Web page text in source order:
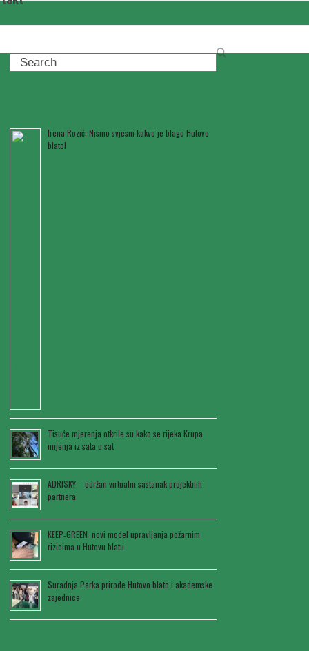
Search
Irena Rozić: Nismo svjesni kakvo je blago Hutovo
blato!
Tisuće mjerenja otkrile su kako se rijeka Krupa
mijenja iz sata u sat
ADRISKY – održan virtualni sastanak projektnih
partnera
KEEP‑GREEN: novi model upravljanja požarnim
rizicima u Hutovu blatu
Suradnja Parka prirode Hutovo blato i akademske
zajednice